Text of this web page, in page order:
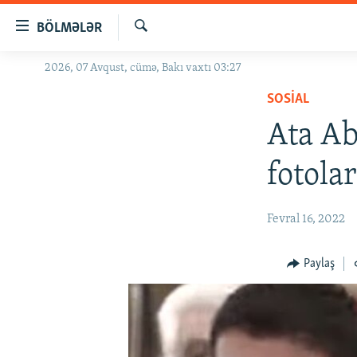
BÖLMƏLƏR
GÜNDƏM
Axtar
2026, 07 Avqust, cümə, Bakı vaxtı 03:27
SOSIAL
Ata
Fevral 16, 2022
Paylaş